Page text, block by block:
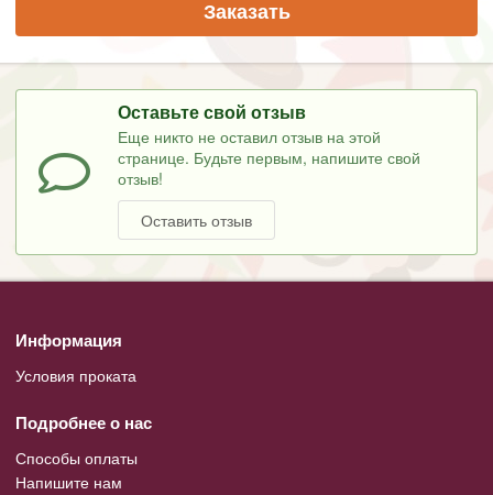
Заказать
Оставьте свой отзыв
Еще никто не оставил отзыв на этой
странице. Будьте первым, напишите свой
отзыв!
Оставить отзыв
Информация
Условия проката
Подробнее о нас
Способы оплаты
Напишите нам